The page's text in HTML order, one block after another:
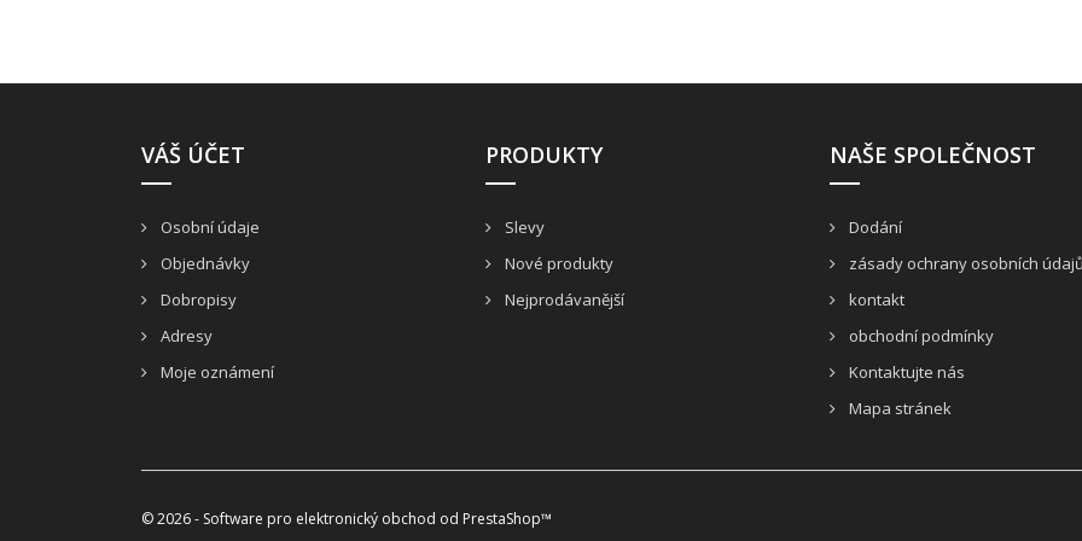
VÁŠ ÚČET
Osobní údaje
Objednávky
Dobropisy
Adresy
Moje oznámení
PRODUKTY
Slevy
Nové produkty
Nejprodávanější
NAŠE SPOLEČNOST
Dodání
zásady ochrany osobních
kontakt
obchodní podmínky
Kontaktujte nás
Mapa stránek
© 2026 - Software pro elektronický obchod od PrestaShop™